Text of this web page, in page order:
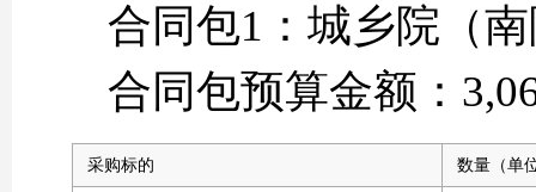
合同包1：城乡院（
合同包预算金额：
采购标的 数量（单